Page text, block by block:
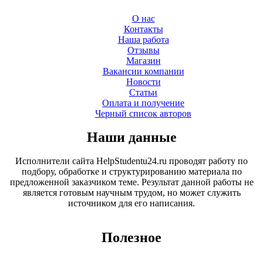
О нас
Контакты
Наша работа
Отзывы
Магазин
Вакансии компании
Новости
Статьи
Оплата и получение
Черный список авторов
Наши данные
Исполнители сайта HelpStudentu24.ru проводят работу по
подбору, обработке и структурированию материала по
предложенной заказчиком теме. Результат данной работы не
является готовым научным трудом, но может служить
источником для его написания.
Полезное